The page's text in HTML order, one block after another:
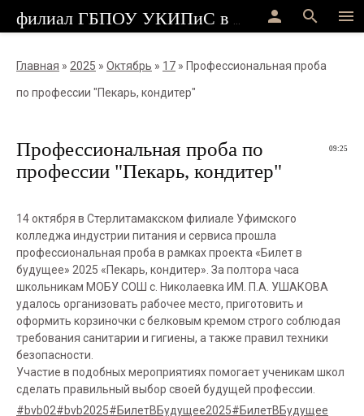
menu
search
person
Главная » 2025 » Октябрь » 17 » Профессиональная проба
по профессии "Пекарь, кондитер"
09:25
Профессиональная проба по
профессии "Пекарь, кондитер"
14 октября в Стерлитамакском филиале Уфимского
колледжа индустрии питания и сервиса прошла
профессиональная проба в рамках проекта «Билет в
будущее» 2025 «Пекарь, кондитер». За полтора часа
школьникам МОБУ СОШ с. Николаевка ИМ. П.А. УШАКОВА
удалось организовать рабочее место, приготовить и
оформить корзиночки с белковым кремом строго соблюдая
требования санитарии и гигиены, а также правил техники
безопасности.
Участие в подобных мероприятиях помогает ученикам школ
сделать правильный выбор своей будущей профессии.
#bvb02#bvb2025#БилетВБудущее2025#БилетВБудущее